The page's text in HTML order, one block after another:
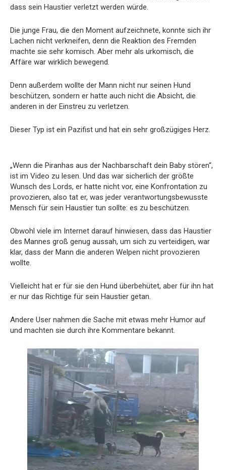
dass sein Haustier verletzt werden würde.
Die junge Frau, die den Moment aufzeichnete, konnte sich ihr
Lachen nicht verkneifen, denn die Reaktion des Fremden
machte sie sehr komisch. Aber mehr als urkomisch, die
Affäre war wirklich bewegend.
Denn außerdem wollte der Mann nicht nur seinen Hund
beschützen, sondern er hatte auch nicht die Absicht, die
anderen in der Einstreu zu verletzen.
Dieser Typ ist ein Pazifist und hat ein sehr großzügiges Herz.
„Wenn die Piranhas aus der Nachbarschaft dein Baby stören“,
ist im Video zu lesen. Und das war sicherlich der größte
Wunsch des Lords, er hatte nicht vor, eine Konfrontation zu
provozieren, also tat er, was jeder verantwortungsbewusste
Mensch für sein Haustier tun sollte: es zu beschützen.
Obwohl viele im Internet darauf hinwiesen, dass das Haustier
des Mannes groß genug aussah, um sich zu verteidigen, war
klar, dass der Mann die anderen Welpen nicht provozieren
wollte.
Vielleicht hat er für sie den Hund überbehütet, aber für ihn hat
er nur das Richtige für sein Haustier getan.
Andere User nahmen die Sache mit etwas mehr Humor auf
und machten sie durch ihre Kommentare bekannt.